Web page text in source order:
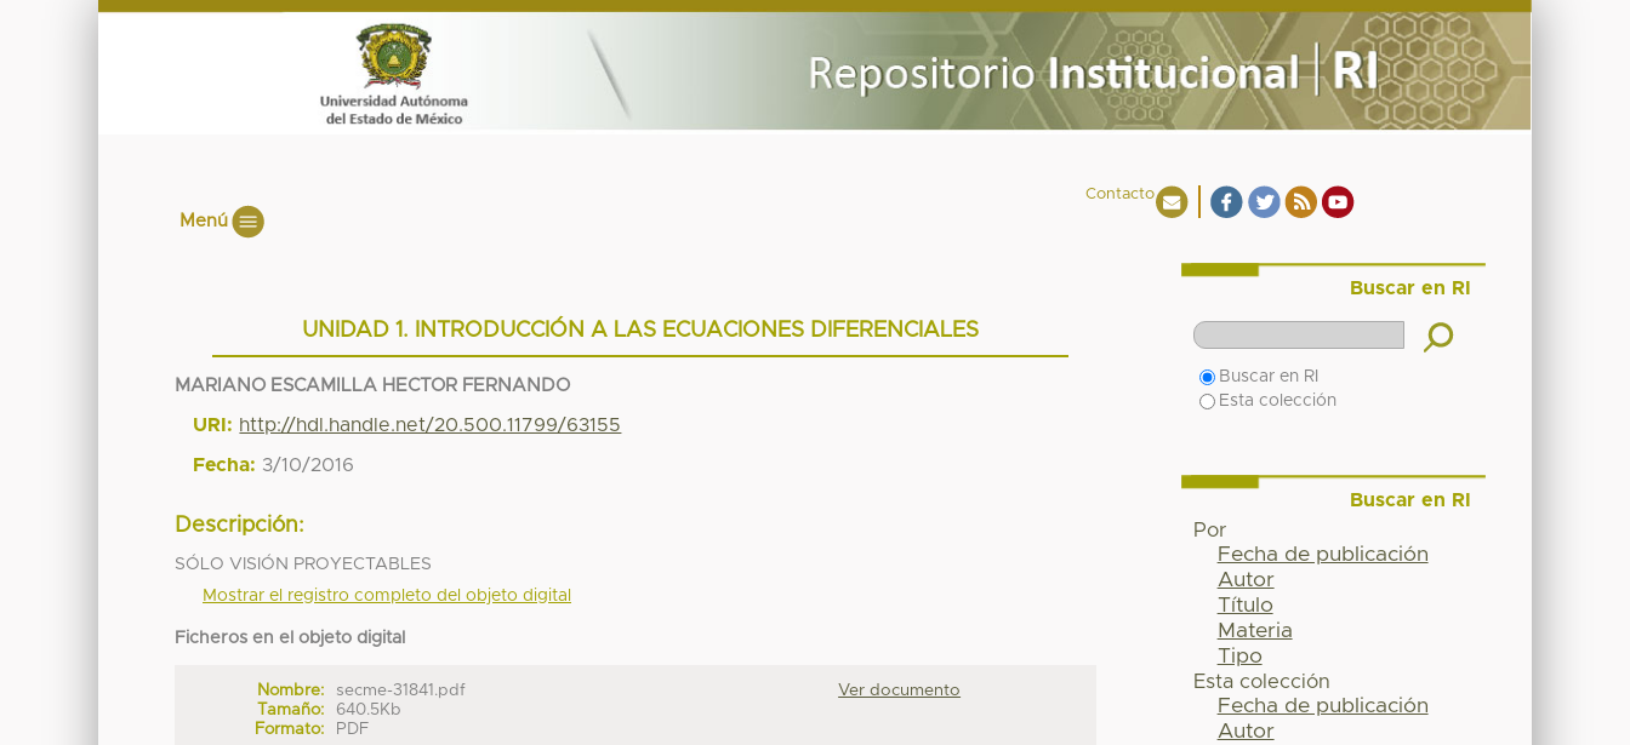
Contacto
Menú
UNIDAD 1. INTRODUCCIÓN A LAS ECUACIONES DIFERENCIALES
MARIANO ESCAMILLA HECTOR FERNANDO
URI: http://hdl.handle.net/20.500.11799/63155
Fecha: 3/10/2016
Descripción:
SÓLO VISIÓN PROYECTABLES
Mostrar el registro completo del objeto digital
Ficheros en el objeto digital
Nombre:
secme-31841.pdf
Tamaño:
640.5Kb
Formato:
PDF
Ver documento
Buscar en RI
Buscar en RI
Esta colección
Buscar en RI
Por
Fecha de publicación
Autor
Título
Materia
Tipo
Esta colección
Fecha de publicación
Autor